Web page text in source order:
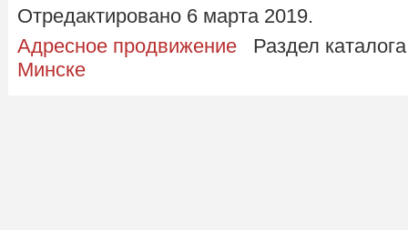
Отредактировано 6 марта 2019.
Адресное продвижение Раздел
Минске